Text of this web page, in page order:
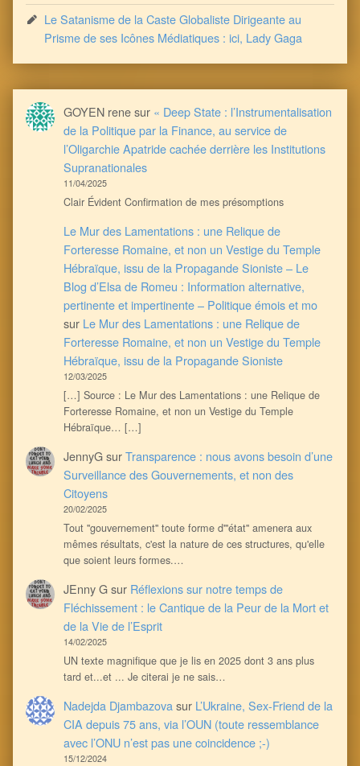
Le Satanisme de la Caste Globaliste Dirigeante au
Prisme de ses Icônes Médiatiques : ici, Lady Gaga
GOYEN renesur « Deep State : l’Instrumentalisation
de la Politique par la Finance, au service de
l’Oligarchie Apatride cachée derrière les Institutions
Supranationales
11/04/2025
Clair Évident Confirmation de mes présomptions
Le Mur des Lamentations : une Relique de
Forteresse Romaine, et non un Vestige du Temple
Hébraïque, issu de la Propagande Sioniste – Le
Blog d’Elsa de Romeu : Information alternative,
pertinente et impertinente – Politique émois et mo
sur Le Mur des Lamentations : une Relique de
Forteresse Romaine, et non un Vestige du Temple
Hébraïque, issu de la Propagande Sioniste
12/03/2025
[…] Source : Le Mur des Lamentations : une Relique de
Forteresse Romaine, et non un Vestige du Temple
Hébraïque… […]
JennyGsurTransparence : nous avons besoin d’une
Surveillance des Gouvernements, et non des
Citoyens
20/02/2025
Tout ''gouvernement'' toute forme d'''état'' amenera aux
mêmes résultats, c'est la nature de ces structures, qu'elle
que soient leurs formes.…
JEnny Gsur Réflexions sur notre temps de
Fléchissement : le Cantique de la Peur de la Mort et
de la Vie de l’Esprit
14/02/2025
UN texte magnifique que je lis en 2025 dont 3 ans plus
tard et...et ... Je citerai je ne sais…
Nadejda Djambazovasur L’Ukraine, Sex-Friend de la
CIA depuis 75 ans, via l’OUN (toute ressemblance
avec l’ONU n’est pas une coincidence ;-)
15/12/2024